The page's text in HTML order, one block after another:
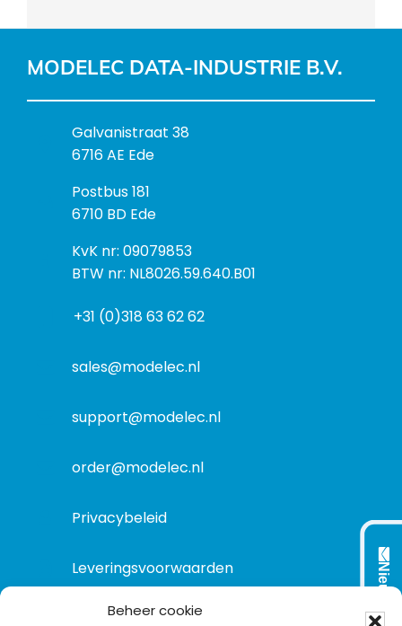
Beheer cookie
MODELEC DATA-INDUSTRIE B.V.
B
e
o
e
k
a
r
Galvanistraat 38
6716 AE Ede
P
o
t
a
s
Postbus 181
6710 BD Ede
I
n
o
m
KvK nr: 09079853
BTW nr: NL8026.59.640.B01
+31 (0)318 63 62 62
sales@modelec.nl
support@modelec.nl
order@modelec.nl
Privacybeleid
Leveringsvoorwaarden Nieuwsbrief